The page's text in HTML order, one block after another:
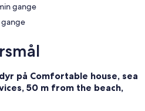
Icaraizinho - ‬12 min gange
- ‬10 min gange
på Comfortable house, sea
50 m from the beach,